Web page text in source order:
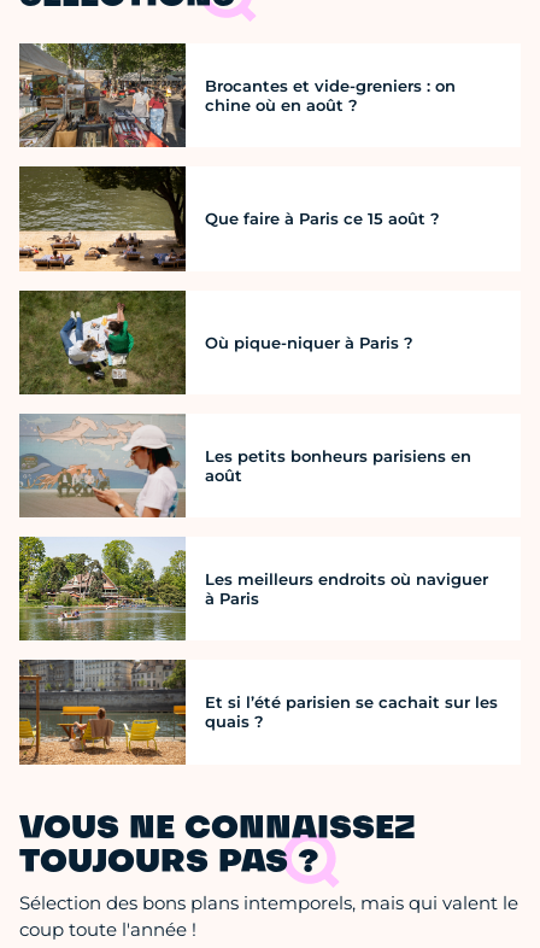
Brocantes et vide-greniers : on
chine où en août ?
Que faire à Paris ce 15 août ?
Où pique-niquer à Paris ?
Les petits bonheurs parisiens en
août
Les meilleurs endroits où naviguer
à Paris
Et si l’été parisien se cachait sur les
quais ?
VOUS NE CONNAISSEZ
TOUJOURS PAS ?
Sélection des bons plans intemporels, mais qui valent le
coup toute l'année !